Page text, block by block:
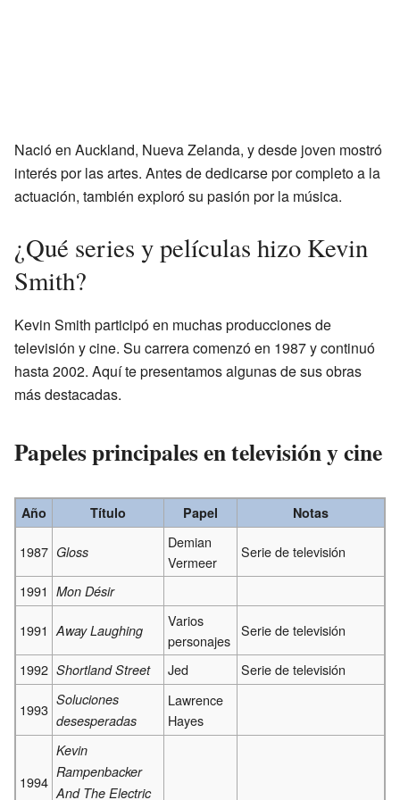
Nació en Auckland, Nueva Zelanda, y desde joven mostró
interés por las artes. Antes de dedicarse por completo a la
actuación, también exploró su pasión por la música.
¿Qué series y películas hizo Kevin
Smith?
Kevin Smith participó en muchas producciones de
televisión y cine. Su carrera comenzó en 1987 y continuó
hasta 2002. Aquí te presentamos algunas de sus obras
más destacadas.
Papeles principales en televisión y cine
Año Título Papel Notas
1987 Gloss
Demian
Vermeer
Serie de televisión
1991 Mon Désir
1991 Away Laughing
Varios
personajes
Serie de televisión
1992 Shortland Street Jed Serie de televisión
1993
Soluciones
desesperadas
Lawrence
Hayes
1994
Kevin
Rampenbacker
And The Electric